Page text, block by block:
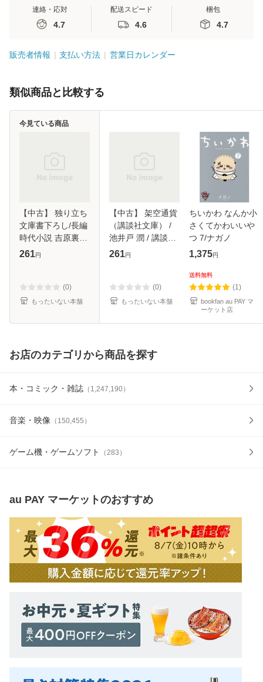
連絡・応対
4.7
配送スピード
4.6
梱包
4.7
販売者情報 支払い方法 営業日カレンダー
類似商品と比較する
【中古】 独り立ち
文庫書下ろし/長編
時代小説 吉原裏同
心 37 (光文社文庫
泰英 / 光文社 [文
庫]【メ
261円
(0)
もったいない本舗
今見ている商品
【中古】 架空通貨
（講談社文庫） /
池井戸 潤 / 講談社
[文庫]【メール便送
261円
(0)
もったいない本舗
ちいかわ なんか小
さくてかわいいや
つ 7/ナガノ
1,375円
送料無料
(1)
bookfan au PAY マ
ーケット店
お店のカテゴリから商品を探す
本・コミック・雑誌 （ 1,247,190）
音楽・映像 （ 150,455 ）
ゲーム機・ゲームソフト （283 ）
au PAY マーケットのおすすめ